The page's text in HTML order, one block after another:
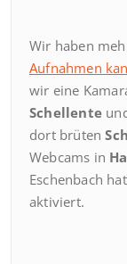
Wir haben
Aufnahmen
wir eine
Schellente
dort brüten
Webcams in
Eschenbach
aktiviert.